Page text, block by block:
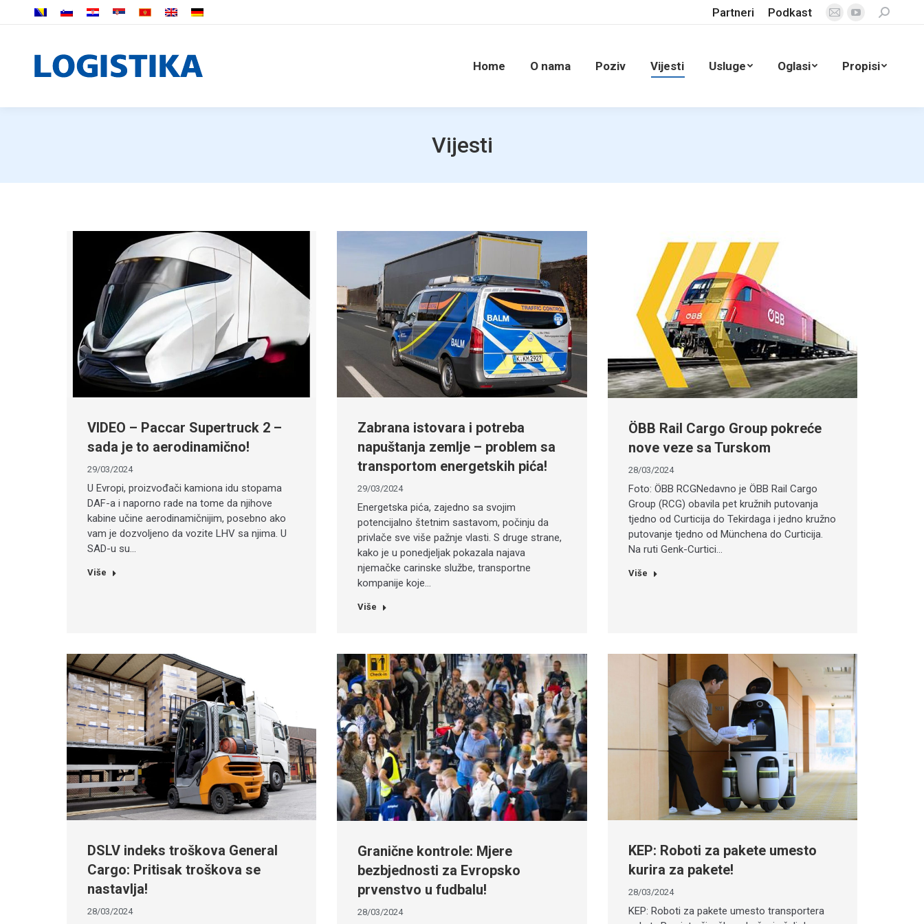
Partneri Podkast
Mail
window
YouTube
in
window
Search:
Home O nama Poziv Vijesti Usluge Oglasi Propisi
Vijesti
VIDEO – Paccar Supertruck 2 –
sada je to aerodinamično!
29/03/2024
U Evropi, proizvođači kamiona idu stopama
DAF-a i naporno rade na tome da njihove
kabine učine aerodinamičnijim, posebno ako
vam je dozvoljeno da vozite LHV sa njima. U
SAD-u su…
Više
Zabrana istovara i potreba
napuštanja zemlje – problem sa
transportom energetskih pića!
29/03/2024
Energetska pića, zajedno sa svojim
potencijalno štetnim sastavom, počinju da
privlače sve više pažnje vlasti. S druge strane,
kako je u ponedjeljak pokazala najava
njemačke carinske službe, transportne
kompanije koje…
Više
ÖBB Rail Cargo Group pokreće
nove veze sa Turskom
28/03/2024
Foto: ÖBB RCGNedavno je ÖBB Rail Cargo
Group (RCG) obavila pet kružnih putovanja
tjedno od Curticija do Tekirdaga i jedno kružno
putovanje tjedno od Münchena do Curticija.
Na ruti Genk-Curtici…
Više
DSLV indeks troškova General
Cargo: Pritisak troškova se
nastavlja!
28/03/2024
Granične kontrole: Mjere
bezbjednosti za Evropsko
prvenstvo u fudbalu!
28/03/2024
KEP: Roboti za pakete umesto
kurira za pakete!
28/03/2024
KEP: Roboti za pakete umesto transportera